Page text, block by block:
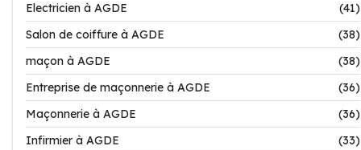
Electricien à AGDE
(41)
Salon de coiffure à AGDE
(38)
maçon à AGDE
(38)
Entreprise de maçonnerie à AGDE
(36)
Maçonnerie à AGDE
(36)
Infirmier à AGDE
(33)